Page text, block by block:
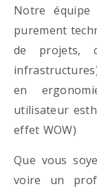
Notre équipe
purement
de projets,
en
utilisateur
effet WOW)
Que vous
voire un